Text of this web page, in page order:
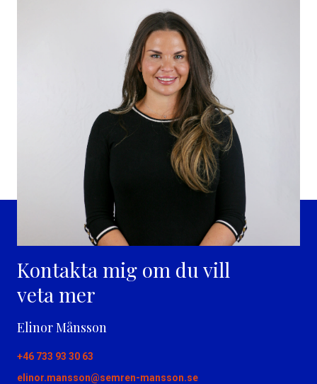
Kontakta mig om du vill
veta mer
Elinor Månsson
+46 733 93 30 63
elinor.mansson@semren-mansson.se